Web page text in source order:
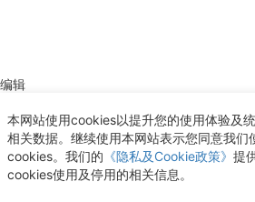
编辑
本网站使用cookies以提升您的使用体验及
相关数据。继续使用本网站表示您同意我们
cookies。我们的 《隐私及Cookie政策》 提
cookies使用及停用的相关信息。